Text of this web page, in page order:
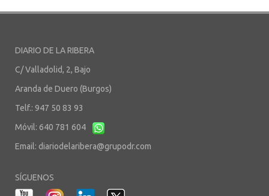
DIARIO DE LA RIBERA
C/ Valladolid, 2, Bajo
Aranda de Duero (Burgos)
Telf.: 947 50 83 93
Móvil: 640 781 604
Email: diariodelaribera@grupodr.com
SÍGUENOS